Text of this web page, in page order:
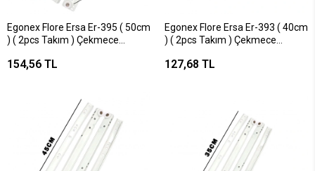
Egonex Flore Ersa Er-395 ( 50cm
) ( 2pcs Takım ) Çekmece
154,56 TL
Egonex Flore Ersa Er-393 ( 40cm
) ( 2pcs Takım ) Çekmece
127,68 TL